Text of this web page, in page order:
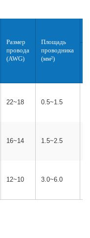
Размер
провода
(AWG)
Площадь
проводника
(мм²)
22~18 0.5~1.5
16~14 1.5~2.5
12~10 3.0~6.0